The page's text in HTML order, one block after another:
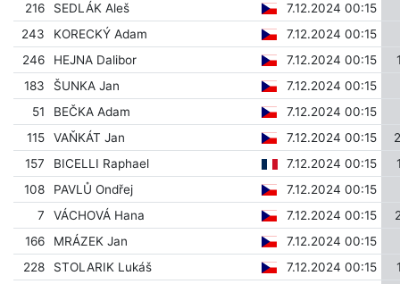
216
SEDLÁK Aleš
7.12.2024 00:15
243
KORECKÝ Adam
7.12.2024 00:15
246
HEJNA Dalibor 7.12.2024 00:15
183
ŠUNKA Jan
7.12.2024 00:15
51
BEČKA Adam
7.12.2024 00:15
115
VAŇKÁT Jan 7.12.2024 00:15
157
BICELLI Raphael 7.12.2024 00:15
108
PAVLŮ Ondřej
7.12.2024 00:15
7
VÁCHOVÁ Hana 7.12.2024 00:15
166
MRÁZEK Jan
7.12.2024 00:15
228
STOLARIK Lukáš 7.12.2024 00:15